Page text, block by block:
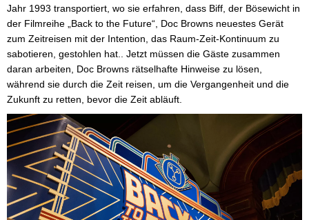
Jahr 1993 transportiert, wo sie erfahren, dass Biff, der Bösewicht in
der Filmreihe „Back to the Future“, Doc Browns neuestes Gerät
zum Zeitreisen mit der Intention, das Raum-Zeit-Kontinuum zu
sabotieren, gestohlen hat.. Jetzt müssen die Gäste zusammen
daran arbeiten, Doc Browns rätselhafte Hinweise zu lösen,
während sie durch die Zeit reisen, um die Vergangenheit und die
Zukunft zu retten, bevor die Zeit abläuft.